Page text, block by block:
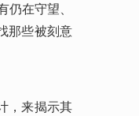
在守望、
那些被刻意
，来揭示其